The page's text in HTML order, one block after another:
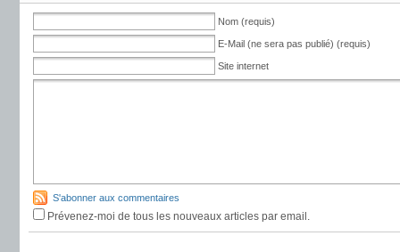
Nom (requis)
E-Mail (ne sera pas publié) (requis)
Site internet
S'abonner aux commentaires
Prévenez-moi de tous les nouveaux articles par email.